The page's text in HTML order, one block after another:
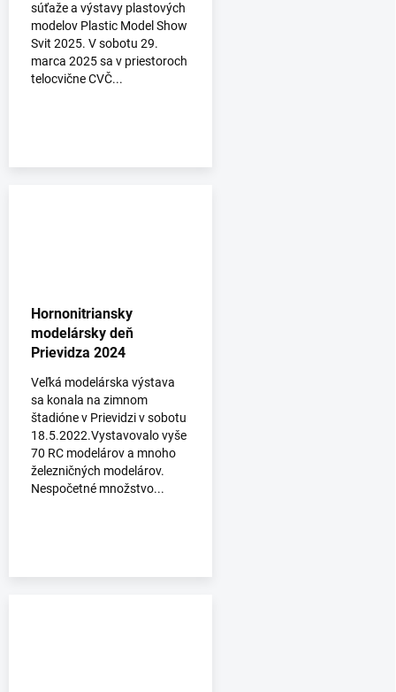
súťaže a výstavy plastových
modelov Plastic Model Show
Svit 2025. V sobotu 29.
marca 2025 sa v priestoroch
telocvične CVČ...
Hornonitriansky
modelársky deň
Prievidza 2024
Veľká modelárska výstava
sa konala na zimnom
štadióne v Prievidzi v sobotu
18.5.2022.Vystavovalo vyše
70 RC modelárov a mnoho
železničných modelárov.
Nespočetné množstvo...